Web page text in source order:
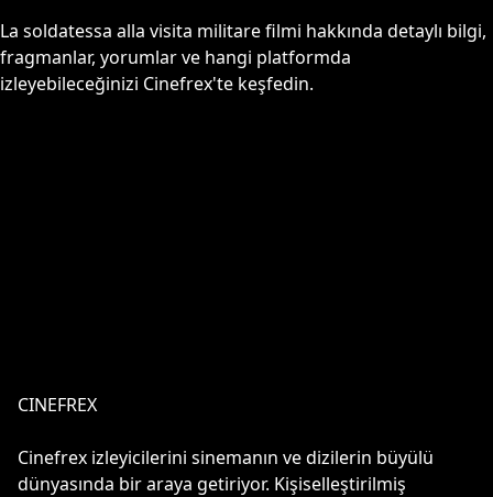
La soldatessa alla visita militarefilmi hakkında detaylı bilgi,
fragmanlar, yorumlar ve hangi platformda
izleyebileceğinizi Cinefrex'te keşfedin.
CINEFREX
Cinefrex izleyicilerini sinemanın ve dizilerin büyülü
dünyasında bir araya getiriyor. Kişiselleştirilmiş